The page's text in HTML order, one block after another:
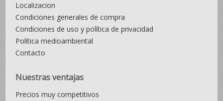
Localizacion
Condiciones generales de compra
Condiciones de uso y política de privacidad
Política medioambiental
Contacto
Nuestras ventajas
Precios muy competitivos